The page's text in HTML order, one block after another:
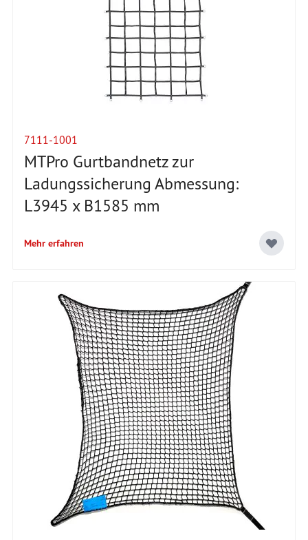
7111-1001
MTPro Gurtbandnetz zur
Ladungssicherung Abmessung:
L3945 x B1585 mm
Mehr erfahren